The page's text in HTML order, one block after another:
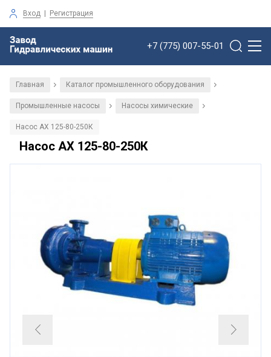
Вход | Регистрация
+7 (775) 007-55-01
Главная / Каталог промышленного оборудования /
Промышленные насосы / Насосы химические /
Насос АХ 125-80-250К
Насос АХ 125-80-250К